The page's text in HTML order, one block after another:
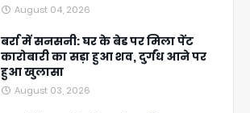
August 04, 2026
बर्रा में सनसनी: घर के बेड पर मिला पेंट
कारोबारी का सड़ा हुआ शव, दुर्गंध आने पर
हुआ खुलासा
August 03, 2026